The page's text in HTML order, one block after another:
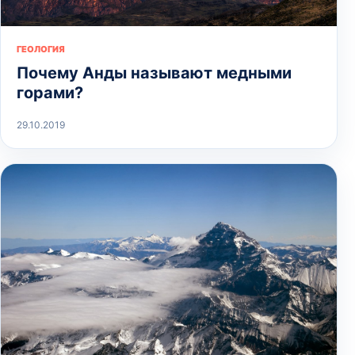
ГЕОЛОГИЯ
Почему Анды называют медными
горами?
29.10.2019